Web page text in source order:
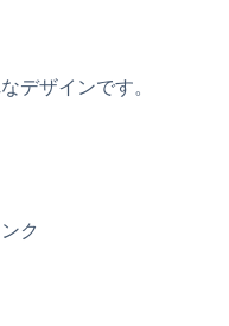
デザインです。
ク